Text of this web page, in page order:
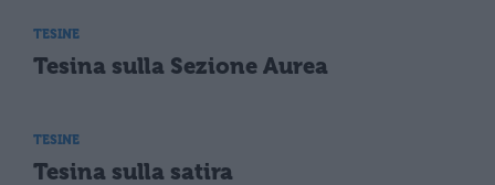
TESINE
Tesina sulla Sezione Aurea
TESINE
Tesina sulla satira